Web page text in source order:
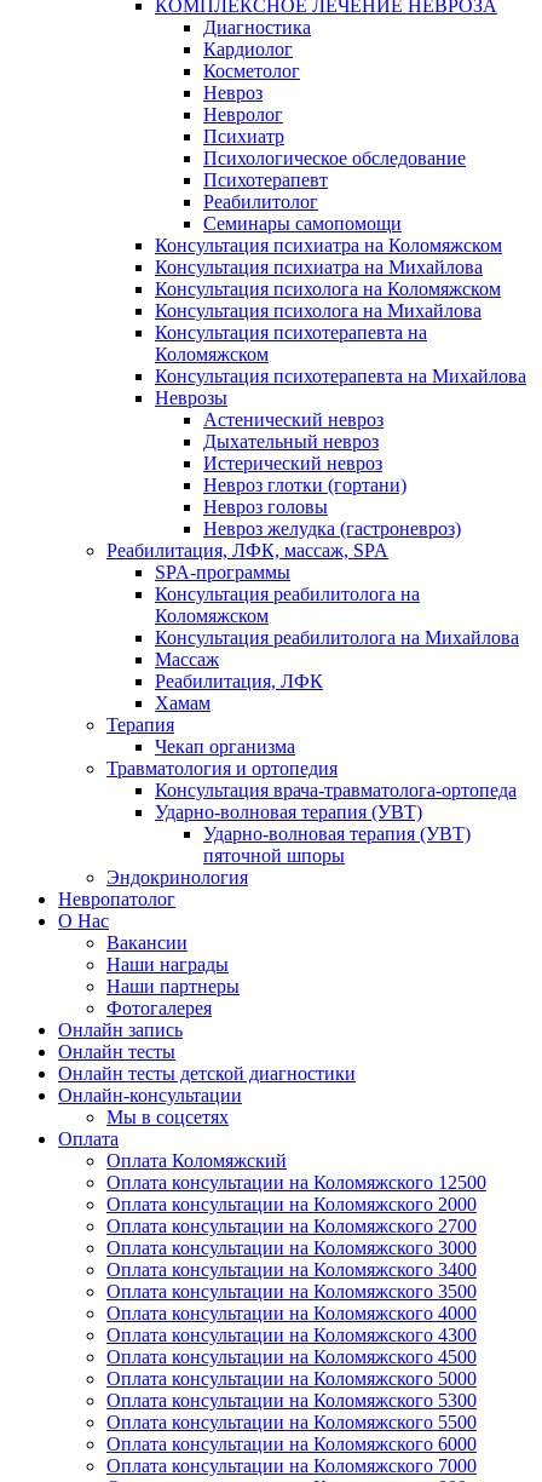
КОМПЛЕКСНОЕ ЛЕЧЕНИЕ НЕВРОЗА
Диагностика
Кардиолог
Косметолог
Невроз
Невролог
Психиатр
Психологическое обследование
Психотерапевт
Реабилитолог
Семинары самопомощи
Консультация психиатра на Коломяжском
Консультация психиатра на Михайлова
Консультация психолога на Коломяжском
Консультация психолога на Михайлова
Консультация психотерапевта на
Коломяжском
Консультация психотерапевта на Михайлова
Неврозы
Астенический невроз
Дыхательный невроз
Истерический невроз
Невроз глотки (гортани)
Невроз головы
Невроз желудка (гастроневроз)
Реабилитация, ЛФК, массаж, SPA
SPA-программы
Консультация реабилитолога на
Коломяжском
Консультация реабилитолога на Михайлова
Массаж
Реабилитация, ЛФК
Хамам
Терапия
Чекап организма
Травматология и ортопедия
Консультация врача-травматолога-ортопеда
Ударно-волновая терапия (УВТ)
Ударно-волновая терапия (УВТ)
пяточной шпоры
Эндокринология
Невропатолог
О Нас
Вакансии
Наши награды
Наши партнеры
Фотогалерея
Онлайн запись
Онлайн тесты
Онлайн тесты детской диагностики
Онлайн-консультации
Мы в соцсетях
Оплата
Оплата Коломяжский
Оплата консультации на Коломяжского 12500
Оплата консультации на Коломяжского 2000
Оплата консультации на Коломяжского 2700
Оплата консультации на Коломяжского 3000
Оплата консультации на Коломяжского 3400
Оплата консультации на Коломяжского 3500
Оплата консультации на Коломяжского 4000
Оплата консультации на Коломяжского 4300
Оплата консультации на Коломяжского 4500
Оплата консультации на Коломяжского 5000
Оплата консультации на Коломяжского 5300
Оплата консультации на Коломяжского 5500
Оплата консультации на Коломяжского 6000
Оплата консультации на Коломяжского 7000